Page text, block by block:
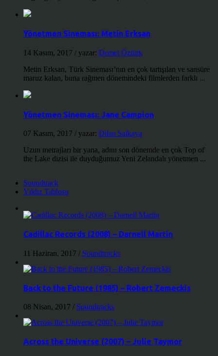
Yönetmen Sineması: Metin Erksan
14 Kasım, 2017 / yazar: Demet Öztürk
Metin Erksan, Türk Sineması’nın en çok tartışılan ve sansüre
maruz kalan, buna rağmen dönemindeki filmlerden farklı ...
Yönetmen Sineması: Jane Campion
07 Kasım, 2017 / yazar: Dilan Salkaya
Uzun metrajları bir yana, adını son dönemde en çok Top of
the Lake dizisi ile duyduğumuz Yeni Zelandalı yönetmen ...
Soundtrack
Yıldız Tablosu
Cadillac Records (2008) – Darnell Martin
11 Haziran, 2017 / Soundtracks
Back to the Future (1985) – Robert Zemeckis
08 Nisan, 2017 / Soundtracks
Across the Universe (2007) – Julie Taymor